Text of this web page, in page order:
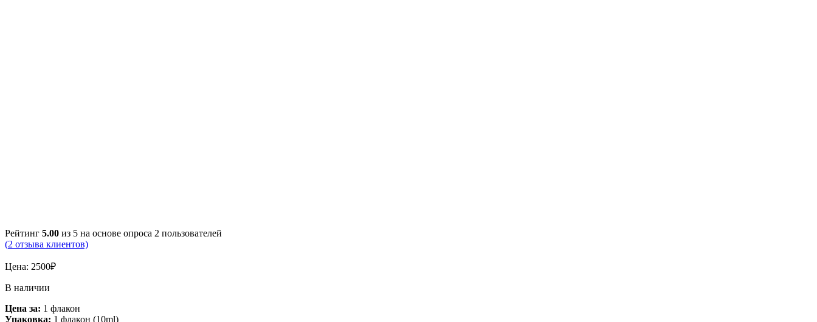
Рейтинг 5.00 из 5 на основе опроса 2 пользователей
(2 отзыва клиентов)
Цена: 2500₽
В наличии
Цена за: 1 флакон
Упаковка: 1 флакон (10ml)